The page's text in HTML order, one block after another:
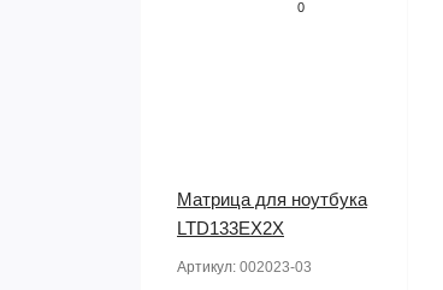
0
Матрица для ноутбука
LTD133EX2X
Артикул: 002023-03